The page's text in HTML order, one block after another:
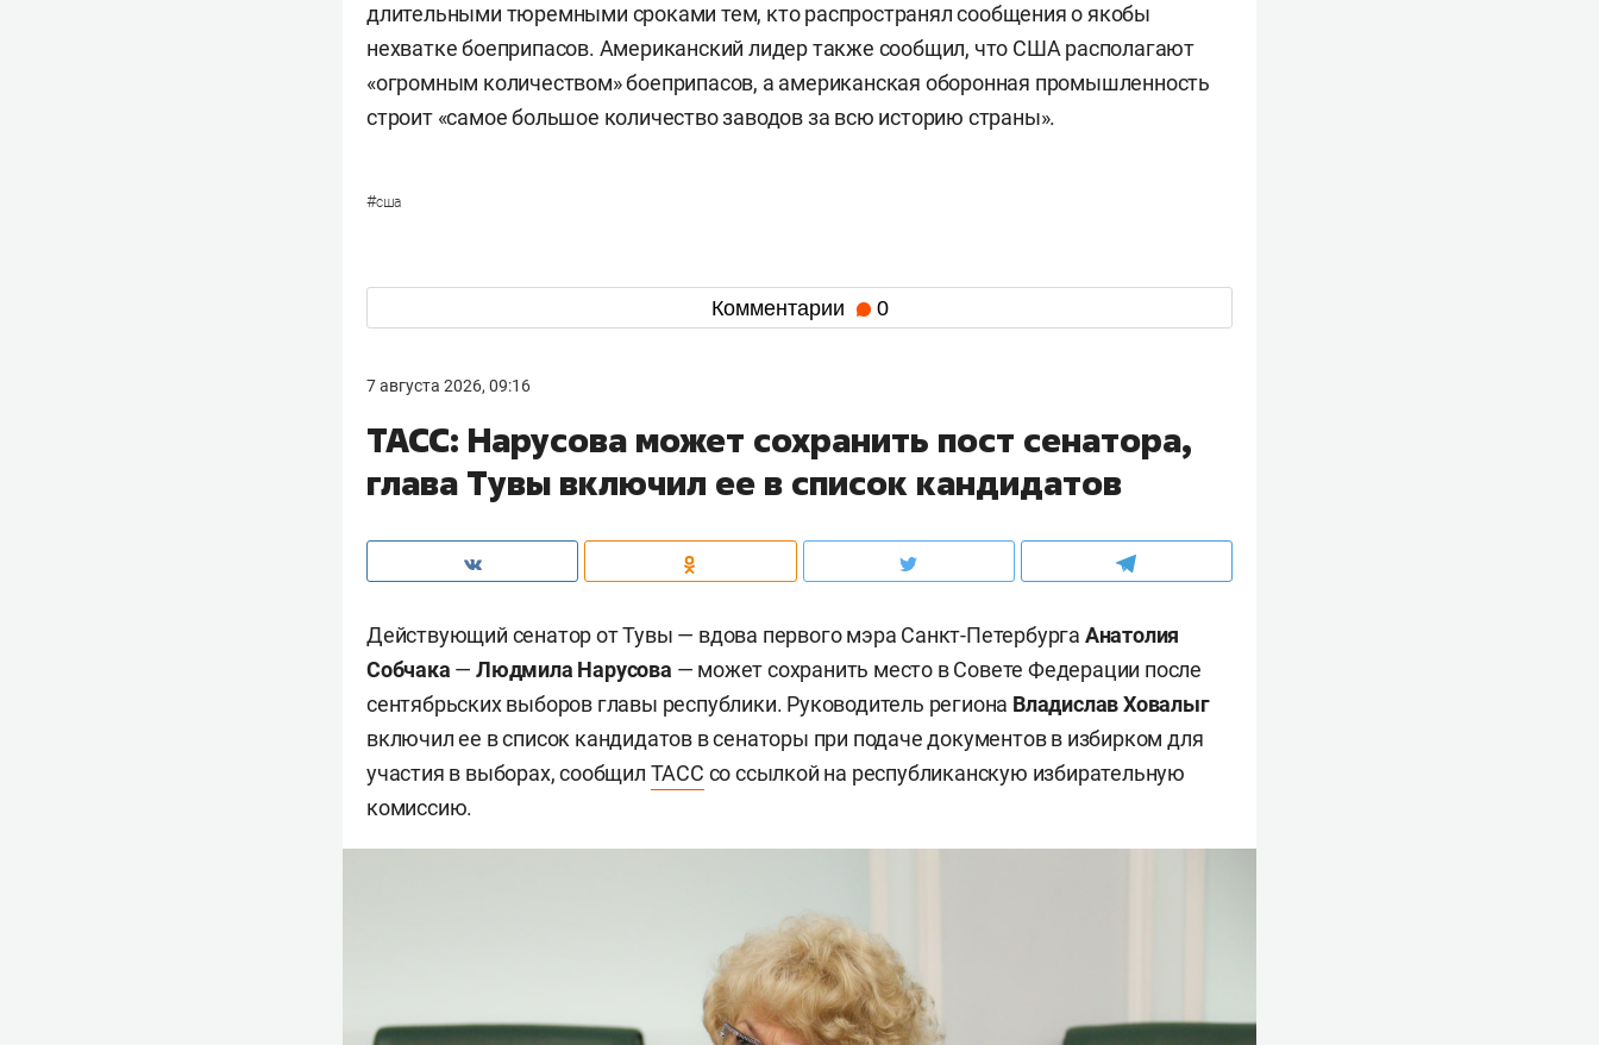
длительными тюремными сроками тем, кто распространял сообщения о якобы
нехватке боеприпасов. Американский лидер также сообщил, что США располагают
«огромным количеством» боеприпасов, а американская оборонная промышленность
строит «самое большое количество заводов за всю историю страны».
#сша
Комментарии 0
7 августа 2026, 09:16
ТАСС: Нарусова может сохранить пост сенатора,
глава Тувы включил ее в список кандидатов
Действующий сенатор от Тувы — вдова первого мэра Санкт-Петербурга Анатолия
Собчака —Людмила Нарусова — может сохранить место в Совете Федерации после
сентябрьских выборов главы республики. Руководитель региона Владислав Ховалыг
включил ее в список кандидатов в сенаторы при подаче документов в избирком для
участия в выборах, сообщил ТАСС со ссылкой на республиканскую избирательную
комиссию.